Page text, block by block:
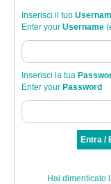
Inserisci il tuo
Enter your Username
Inserisci la tua
Enter your Password
Hai dimenticato